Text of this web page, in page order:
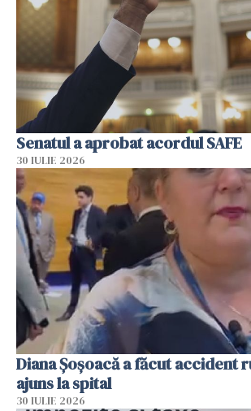
Senatul a aprobat acordul SAFE
30 IULIE 2026
Diana Șoșoacă a făcut accident
ajuns la spital
30 IULIE 2026